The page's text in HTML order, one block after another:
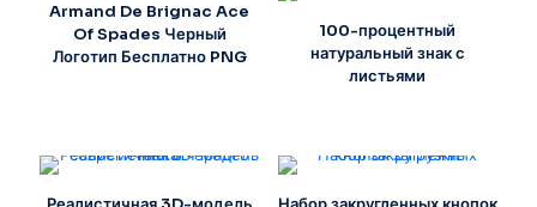
Armand De Brignac Ace
Of Spades Черный
Логотип Бесплатно PNG
100-процентный
натуральный знак с
листьями